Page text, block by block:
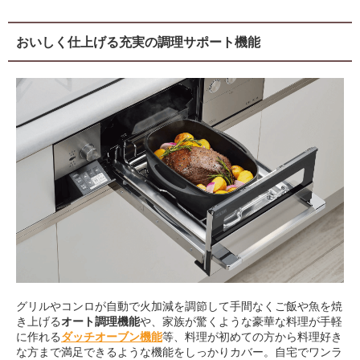
おいしく仕上げる充実の調理サポート機能
グリルやコンロが自動で火加減を調節して手間なくご飯や魚を焼
き上げるオート調理機能や、家族が驚くような豪華な料理が手軽
に作れるダッチオーブン機能等、料理が初めての方から料理好き
な方まで満足できるような機能をしっかりカバー。自宅でワンラ